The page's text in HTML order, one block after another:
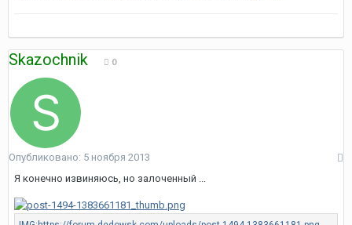
Skazochnik 0
Опубликовано: 5 ноября 2013
Я конечно извиняюсь, но залоченный ...